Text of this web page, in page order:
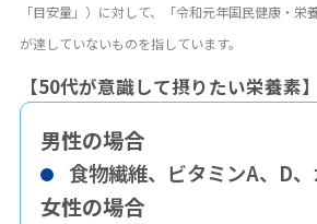
「目安量」）に対して、「令和元年国民健康・
が達していないものを指しています。
【50代が意識して摂りたい栄養素】
男性の場合
食物繊維、ビタミンA、D
女性の場合